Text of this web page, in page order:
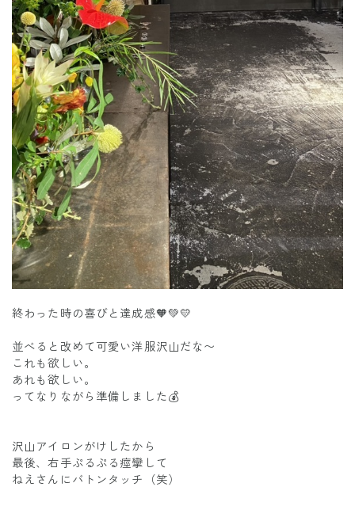
終わった時の喜びと達成感🧡💚💛
並べると改めて可愛い洋服沢山だな〜
これも欲しい。
あれも欲しい。
ってなりながら準備しました💰
沢山アイロンがけしたから
最後、右手ぷるぷる痙攣して
ねえさんにバトンタッチ（笑）